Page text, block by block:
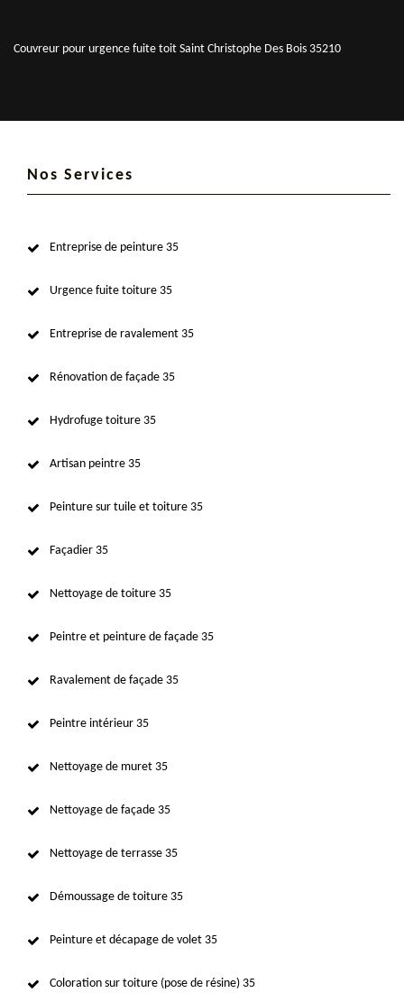
Couvreur pour urgence fuite toit Saint Christophe Des Bois 35210
Nos Services
Entreprise de peinture 35
Urgence fuite toiture 35
Entreprise de ravalement 35
Rénovation de façade 35
Hydrofuge toiture 35
Artisan peintre 35
Peinture sur tuile et toiture 35
Façadier 35
Nettoyage de toiture 35
Peintre et peinture de façade 35
Ravalement de façade 35
Peintre intérieur 35
Nettoyage de muret 35
Nettoyage de façade 35
Nettoyage de terrasse 35
Démoussage de toiture 35
Peinture et décapage de volet 35
Coloration sur toiture (pose de résine) 35